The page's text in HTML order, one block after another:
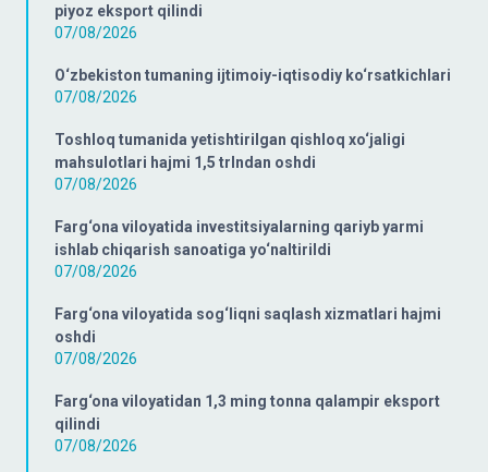
piyoz eksport qilindi
07/08/2026
O‘zbekiston tumaning ijtimoiy-iqtisodiy ko‘rsatkichlari
07/08/2026
Toshloq tumanida yetishtirilgan qishloq xo‘jaligi
mahsulotlari hajmi 1,5 trlndan oshdi
07/08/2026
Farg‘ona viloyatida investitsiyalarning qariyb yarmi
ishlab chiqarish sanoatiga yo‘naltirildi
07/08/2026
Farg‘ona viloyatida sog‘liqni saqlash xizmatlari hajmi
oshdi
07/08/2026
Farg‘ona viloyatidan 1,3 ming tonna qalampir eksport
qilindi
07/08/2026